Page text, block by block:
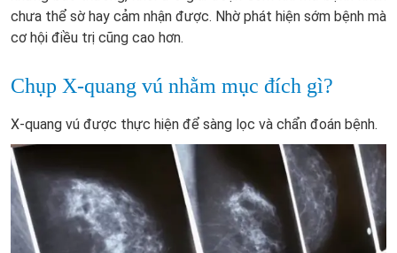
chưa thể sờ hay cảm nhận được. Nhờ phát hiện sớm bệnh mà
cơ hội điều trị cũng cao hơn.
Chụp X-quang vú nhằm mục đích gì?
X-quang vú được thực hiện để sàng lọc và chẩn đoán bệnh.